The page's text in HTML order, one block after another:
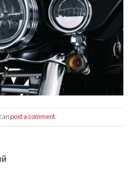
post a comment.